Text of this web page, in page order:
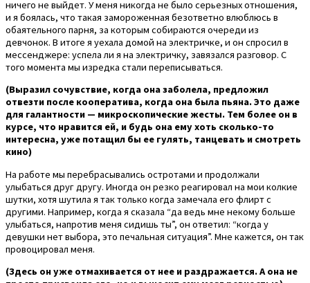
ничего не выйдет. У меня никогда не было серьезных отношения,
и я боялась, что такая замороженная безответно влюблюсь в
обаятельного парня, за которым собираются очереди из
девчонок. В итоге я уехала домой на электричке, и он спросил в
мессенджере: успела ли я на электричку, завязался разговор. С
того момента мы изредка стали переписываться.
(Выразил сочувствие, когда она заболела, предложил
отвезти после кооператива, когда она была пьяна. Это даже
для галантности — микроскопические жесты. Тем более он в
курсе, что нравится ей, и будь она ему хоть сколько-то
интересна, уже потащил бы ее гулять, танцевать и смотреть
кино)
На работе мы перебрасывались остротами и продолжали
улыбаться друг другу. Иногда он резко реагировал на мои колкие
шутки, хотя шутила я так только когда замечала его флирт с
другими. Например, когда я сказала “да ведь мне некому больше
улыбаться, напротив меня сидишь ты”, он ответил: “когда у
девушки нет выбора, это печальная ситуация”. Мне кажется, он так
провоцировал меня.
(Здесь он уже отмахивается от нее и раздражается. А она не